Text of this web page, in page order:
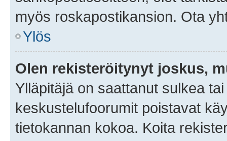
myös roskapostikansion. Ota
Ylös
Olen rekisteröitynyt joskus,
Ylläpitäjä on saattanut sulkea
keskustelufoorumit poistavat
tietokannan kokoa. Koita